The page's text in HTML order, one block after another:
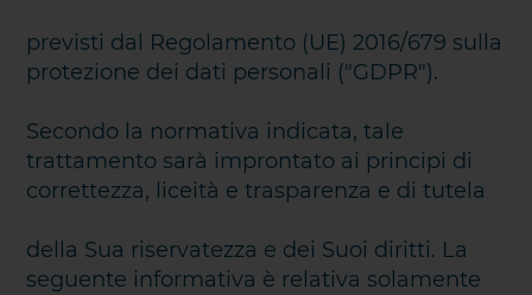
previsti dal Regolamento (UE) 2016/679 sulla
protezione dei dati personali ("GDPR").
Secondo la normativa indicata, tale
trattamento sarà improntato ai principi di
correttezza, liceità e trasparenza e di tutela
della Sua riservatezza e dei Suoi diritti. La
seguente informativa è relativa solamente